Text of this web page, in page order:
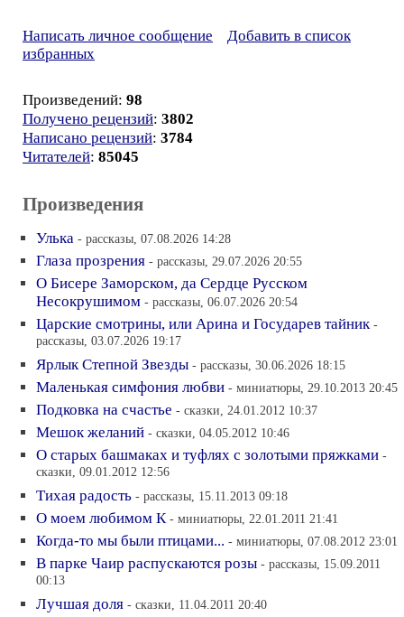
Написать личное сообщение
Добавить в список
избранных
Произведений: 98
Получено рецензий: 3802
Написано рецензий: 3784
Читателей: 85045
Произведения
Улька - рассказы, 07.08.2026 14:28
Глаза прозрения - рассказы, 29.07.2026 20:55
О Бисере Заморском, да Сердце Русском
Несокрушимом - рассказы, 06.07.2026 20:54
Царские смотрины, или Арина и Государев тайник -
рассказы, 03.07.2026 19:17
Ярлык Степной Звезды - рассказы, 30.06.2026 18:15
Маленькая симфония любви - миниатюры, 29.10.2013 20:45
Подковка на счастье - сказки, 24.01.2012 10:37
Мешок желаний - сказки, 04.05.2012 10:46
О старых башмаках и туфлях с золотыми пряжками -
сказки, 09.01.2012 12:56
Тихая радость - рассказы, 15.11.2013 09:18
О моем любимом К - миниатюры, 22.01.2011 21:41
Когда-то мы были птицами... - миниатюры, 07.08.2012 23:01
В парке Чаир распускаются розы - рассказы, 15.09.2011
00:13
Лучшая доля - сказки, 11.04.2011 20:40